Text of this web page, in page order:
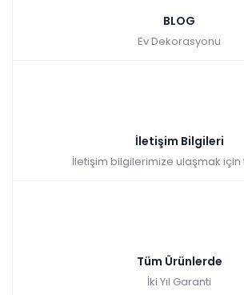
BLOG
Ev Dekorasyonu
İletişim Bilgileri
İletişim bilgilerimize ulaşmak için
Tüm Ürünlerde
İki Yıl Garanti